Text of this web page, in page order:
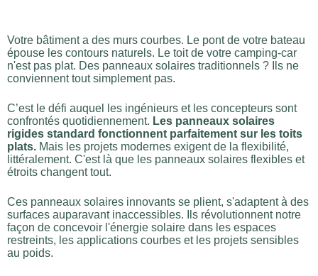
Votre bâtiment a des murs courbes. Le pont de votre bateau
épouse les contours naturels. Le toit de votre camping-car
n'est pas plat. Des panneaux solaires traditionnels ? Ils ne
conviennent tout simplement pas.
C’est le défi auquel les ingénieurs et les concepteurs sont
confrontés quotidiennement. Les panneaux solaires
rigides standard fonctionnent parfaitement sur les toits
plats. Mais les projets modernes exigent de la flexibilité,
littéralement. C'est là que les panneaux solaires flexibles et
étroits changent tout.
Ces panneaux solaires innovants se plient, s'adaptent à des
surfaces auparavant inaccessibles. Ils révolutionnent notre
façon de concevoir l'énergie solaire dans les espaces
restreints, les applications courbes et les projets sensibles
au poids.